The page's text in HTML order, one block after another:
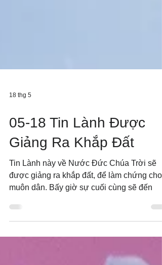
05-18 Tin Lành Được
Giảng Ra Khắp Đất
Tin Lành này về Nước Đức Chúa Trời sẽ
được giảng ra khắp đất, để làm chứng cho
muôn dân. Bấy giờ sự cuối cùng sẽ đến